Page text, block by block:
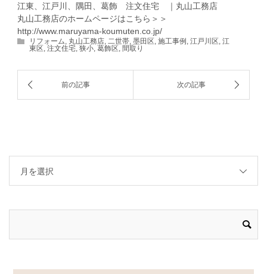
江東、江戸川、隅田、葛飾 注文住宅 ｜丸山工務店
丸山工務店のホームページはこちら＞＞
http://www.maruyama-koumuten.co.jp/
リフォーム, 丸山工務店, 二世帯, 墨田区, 施工事例, 江戸川区, 江
東区, 注文住宅, 狭小, 葛飾区, 間取り
月を選択